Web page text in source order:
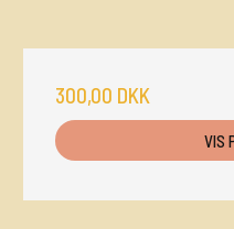
300,00 DKK
VIS